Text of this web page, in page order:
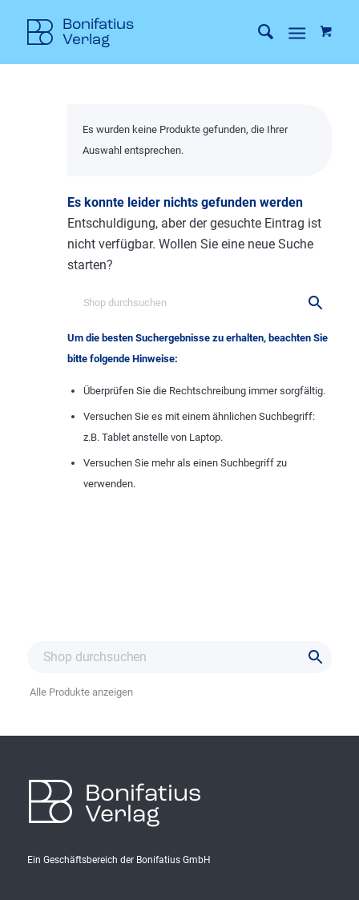
Es wurden keine Produkte gefunden, die Ihrer
Auswahl entsprechen.
Es konnte leider nichts gefunden werden
Entschuldigung, aber der gesuchte Eintrag ist
nicht verfügbar. Wollen Sie eine neue Suche
starten?
Um die besten Suchergebnisse zu erhalten, beachten Sie
bitte folgende Hinweise:
Überprüfen Sie die Rechtschreibung immer sorgfältig.
Versuchen Sie es mit einem ähnlichen Suchbegriff:
z.B. Tablet anstelle von Laptop.
Versuchen Sie mehr als einen Suchbegriff zu
verwenden.
Alle Produkte anzeigen
Bonifatius
Verlag
Ein Geschäftsbereich der Bonifatius GmbH